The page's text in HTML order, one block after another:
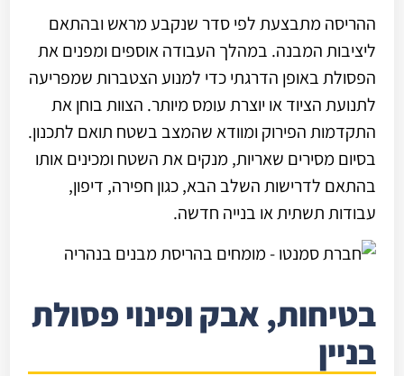
ההריסה מתבצעת לפי סדר שנקבע מראש ובהתאם
ליציבות המבנה. במהלך העבודה אוספים ומפנים את
הפסולת באופן הדרגתי כדי למנוע הצטברות שמפריעה
לתנועת הציוד או יוצרת עומס מיותר. הצוות בוחן את
התקדמות הפירוק ומוודא שהמצב בשטח תואם לתכנון.
בסיום מסירים שאריות, מנקים את השטח ומכינים אותו
בהתאם לדרישות השלב הבא, כגון חפירה, דיפון,
עבודות תשתית או בנייה חדשה.
בטיחות, אבק ופינוי פסולת
בניין